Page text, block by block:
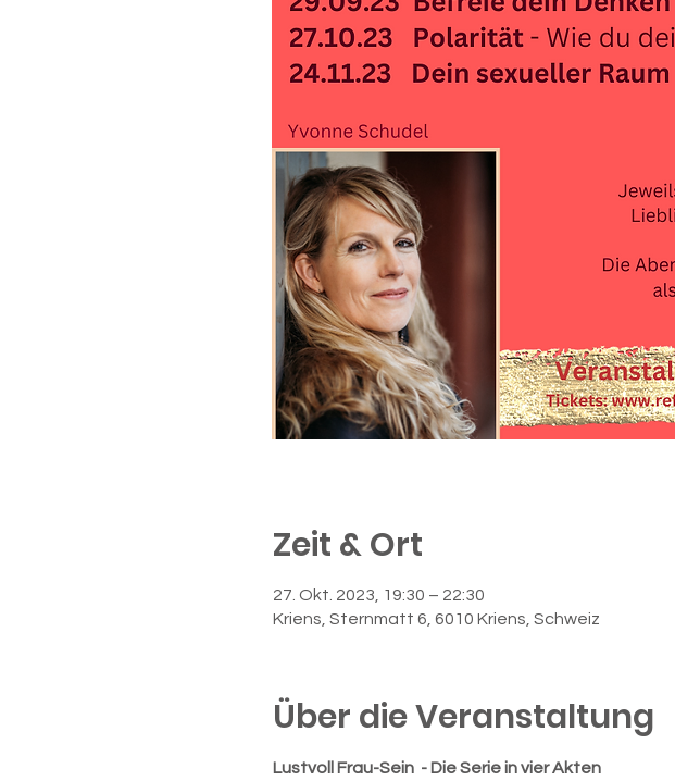
Zeit & Ort
27. Okt. 2023, 19:30 – 22:30
Kriens, Sternmatt 6, 6010 Kriens, Schweiz
Über die Veranstaltung
Lustvoll Frau-Sein  - Die Serie in vier Akten